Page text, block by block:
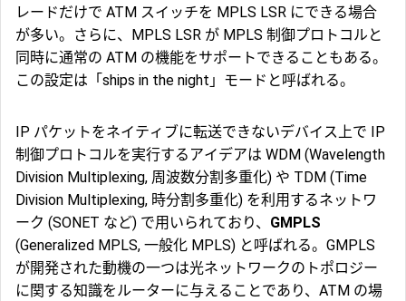
レードだけで ATM スイッチを MPLS LSR にできる場合
が多い。さらに、MPLS LSR が MPLS 制御プロトコルと
同時に通常の ATM の機能をサポートできることもある。
この設定は「ships in the night」モードと呼ばれる。
IP パケットをネイティブに転送できないデバイス上で IP
制御プロトコルを実行するアイデアは WDM (Wavelength
Division Multiplexing, 周波数分割多重化) や TDM (Time
Division Multiplexing, 時分割多重化) を利用するネットワ
ーク (SONET など) で用いられており、 GMPLS
(Generalized MPLS, 一般化 MPLS) と呼ばれる。GMPLS
が開発された動機の一つは光ネットワークのトポロジー
に関する知識をルーターに与えることであり、ATM の場